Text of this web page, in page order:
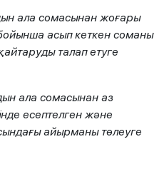
ала сомасынан жоғары
асып кеткен соманы
талап етуге
ала сомасынан аз
есептелген және
айырманы төлеуге